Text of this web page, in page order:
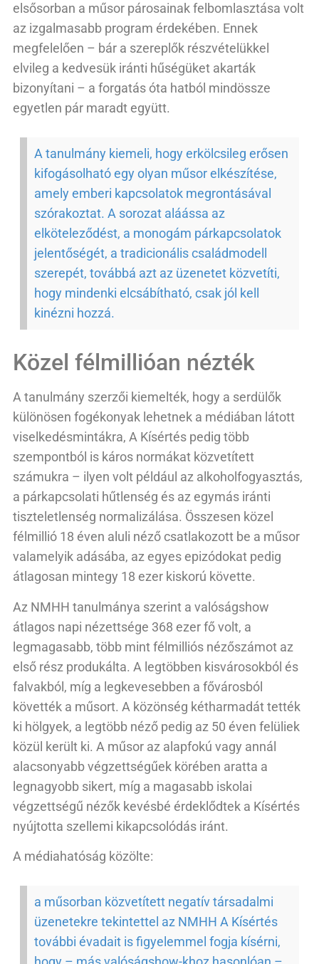
elsősorban a műsor párosainak felbomlasztása volt
az izgalmasabb program érdekében. Ennek
megfelelően – bár a szereplők részvételükkel
elvileg a kedvesük iránti hűségüket akarták
bizonyítani – a forgatás óta hatból mindössze
egyetlen pár maradt együtt.
A tanulmány kiemeli, hogy erkölcsileg erősen
kifogásolható egy olyan műsor elkészítése,
amely emberi kapcsolatok megrontásával
szórakoztat. A sorozat aláássa az
elköteleződést, a monogám párkapcsolatok
jelentőségét, a tradicionális családmodell
szerepét, továbbá azt az üzenetet közvetíti,
hogy mindenki elcsábítható, csak jól kell
kinézni hozzá.
Közel félmillióan nézték
A tanulmány szerzői kiemelték, hogy a serdülők
különösen fogékonyak lehetnek a médiában látott
viselkedésmintákra, A Kísértés pedig több
szempontból is káros normákat közvetített
számukra – ilyen volt például az alkoholfogyasztás,
a párkapcsolati hűtlenség és az egymás iránti
tiszteletlenség normalizálása. Összesen közel
félmillió 18 éven aluli néző csatlakozott be a műsor
valamelyik adásába, az egyes epizódokat pedig
átlagosan mintegy 18 ezer kiskorú követte.
Az NMHH tanulmánya szerint a valóságshow
átlagos napi nézettsége 368 ezer fő volt, a
legmagasabb, több mint félmilliós nézőszámot az
első rész produkálta. A legtöbben kisvárosokból és
falvakból, míg a legkevesebben a fővárosból
követték a műsort. A közönség kétharmadát tették
ki hölgyek, a legtöbb néző pedig az 50 éven felüliek
közül került ki. A műsor az alapfokú vagy annál
alacsonyabb végzettségűek körében aratta a
legnagyobb sikert, míg a magasabb iskolai
végzettségű nézők kevésbé érdeklődtek a Kísértés
nyújtotta szellemi kikapcsolódás iránt.
A médiahatóság közölte:
a műsorban közvetített negatív társadalmi
üzenetekre tekintettel az NMHH A Kísértés
további évadait is figyelemmel fogja kísérni,